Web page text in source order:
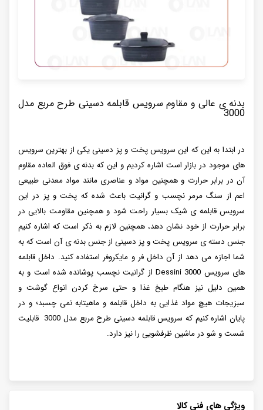
بدنه ی عالی و مقاوم سرویس قابلمه دسینی طرح مربع مدل
3000
در ابتدا به این که این سرویس پخت و پز دسینی یکی از بهترین سرویس
های موجود در بازار است اشاره کردیم و این‌ که بدنه ی فوق العاده مقاوم
آن در برابر حرارت و همچنین مواد و عناصری مانند مواد معدنی طبیعی
اعم از سنگ مرمر نچسب و گرانیت باعث شده که پخت و پز در این
سرویس قابلمه ی شیک بسیار راحت شود و همچنین مقاومت بالایی در
برابر حرارت از خود نشان دهد، همچنین لازم به ذکر است که اشاره کنیم
جنس دسته ی سرویس پخت و پز دسینی از جنس بدنه ی آن است که به
شما اجازه می دهد از آن داخل فر و مایکروفر استفاده کنید. داخل قابلمه
های سرویس Dessini 3000 از گرانیت نچسب پوشانده شده است و به
همین دلیل نیز هنگام طبخ غذا و حتی سرخ کردن انواع گوشت و
سبزیجات هیچ مواد غذایی به داخل قابلمه و ماهیتابه نمی چسبد؛ و در
پایان اشاره کنیم که سرویس قابلمه دسینی طرح مربع مدل 3000 قابلیت
شست و شو در ماشین ظرفشویی را نیز دارد.
ویژگی های فنی کالا